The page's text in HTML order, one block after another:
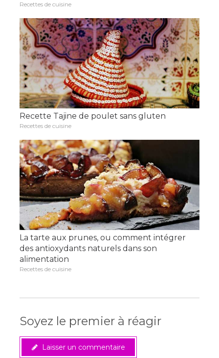
Recettes de cuisine
Recette Tajine de poulet sans gluten
Recettes de cuisine
La tarte aux prunes, ou comment intégrer
des antioxydants naturels dans son
alimentation
Recettes de cuisine
Soyez le premier à réagir
Laisser un commentaire